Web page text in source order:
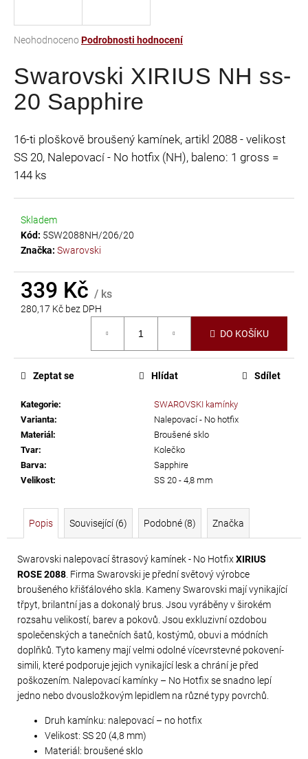
Průměrné
produktu
je
0,0
hvězdiček.
NeohodnocenoPodrobnosti hodnocení
Swarovski XIRIUS NH ss-
20 Sapphire
16-ti ploškově broušený kamínek, artikl 2088 - velikost
SS 20, Nalepovací - No hotfix (NH), baleno: 1 gross =
144 ks
Skladem
Kód: 5SW2088NH/206/20
Značka: Swarovski
339 Kč / ks
280,17 Kč bez DPH
DO KOŠÍKU
Kategorie:
SWAROVSKI kamínky
Varianta:
Nalepovací - No hotfix
Materiál:
Broušené sklo
Tvar:
Kolečko
Barva:
Sapphire
Velikost: SS 20 - 4,8 mm
Zeptat se Hlídat Sdílet
Popis Související (6) Podobné (8) Značka
Swarovski nalepovací štrasový kamínek - No HotfixXIRIUS
ROSE 2088 . Firma Swarovski je přední světový výrobce
broušeného křišťálového skla. Kameny Swarovski mají vynikající
třpyt, brilantní jas a dokonalý brus. Jsou vyráběny v širokém
rozsahu velikostí, barev a pokovů. Jsou exkluzivní ozdobou
společenských a tanečních šatů, kostýmů, obuvi a módních
doplňků. Tyto kameny mají velmi odolné vícevrstevné pokovení-
simili, které podporuje jejich vynikající lesk a chrání je před
poškozením. Nalepovací kamínky – No Hotfix se snadno lepí
jedno nebo dvousložkovým lepidlem na různé typy povrchů.
Druh kamínku: nalepovací – no hotfix
Velikost: SS 20 (4,8 mm)
Materiál: broušené sklo
j
t
?
HLEDAT
D
o
p
u
e
m
PRECIOSA
VIVA12
NH
SS-
CRYSTAL
55
Kč